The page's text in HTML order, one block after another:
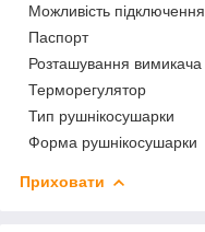
Можливість підключення
Паспорт
Розташування вимикача
Терморегулятор
Тип рушнікосушарки
Форма рушнікосушарки
Приховати